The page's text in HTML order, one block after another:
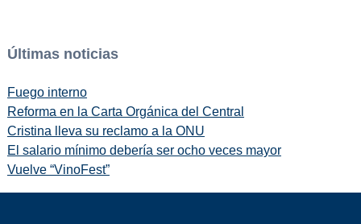
Últimas noticias
Fuego interno
Reforma en la Carta Orgánica del Central
Cristina lleva su reclamo a la ONU
El salario mínimo debería ser ocho veces mayor
Vuelve “VinoFest”